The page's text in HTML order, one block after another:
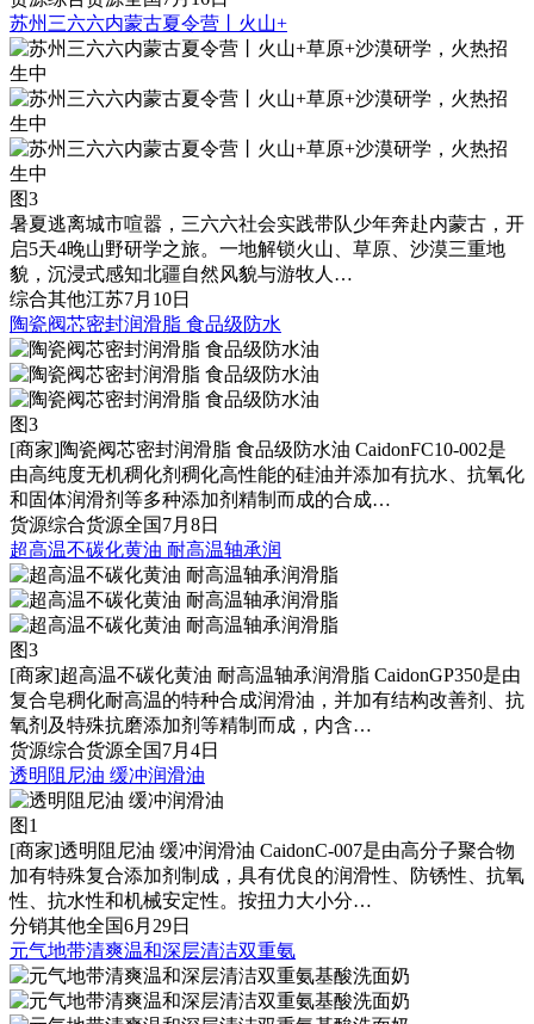
苏州三六六内蒙古夏令营丨火山+
图3
暑夏逃离城市喧嚣，三六六社会实践带队少年奔赴内蒙古，开
启5天4晚山野研学之旅。一地解锁火山、草原、沙漠三重地
貌，沉浸式感知北疆自然风貌与游牧人…
综合其他江苏7月10日
陶瓷阀芯密封润滑脂 食品级防水
图3
[商家]陶瓷阀芯密封润滑脂 食品级防水油 CaidonFC10-002是
由高纯度无机稠化剂稠化高性能的硅油并添加有抗水、抗氧化
和固体润滑剂等多种添加剂精制而成的合成…
货源综合货源全国7月8日
超高温不碳化黄油 耐高温轴承润
图3
[商家]超高温不碳化黄油 耐高温轴承润滑脂 CaidonGP350是由
复合皂稠化耐高温的特种合成润滑油，并加有结构改善剂、抗
氧剂及特殊抗磨添加剂等精制而成，内含…
货源综合货源全国7月4日
透明阻尼油 缓冲润滑油
图1
[商家]透明阻尼油 缓冲润滑油 CaidonC-007是由高分子聚合物
加有特殊复合添加剂制成，具有优良的润滑性、防锈性、抗氧
性、抗水性和机械安定性。按扭力大小分…
分销其他全国6月29日
元气地带清爽温和深层清洁双重氨